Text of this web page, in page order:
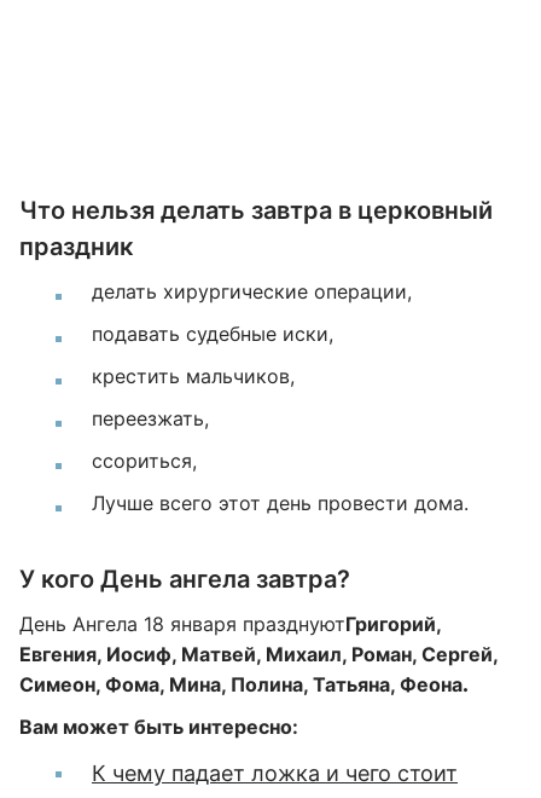
Что нельзя делать завтра в церковный
праздник
делать хирургические операции,
подавать судебные иски,
крестить мальчиков,
переезжать,
ссориться,
Лучше всего этот день провести дома.
У кого День ангела завтра?
День Ангела 18 января празднуютГригорий,
Евгения, Иосиф, Матвей, Михаил, Роман, Сергей,
Симеон, Фома, Мина, Полина, Татьяна, Феона.
Вам может быть интересно:
К чему падает ложка и чего стоит